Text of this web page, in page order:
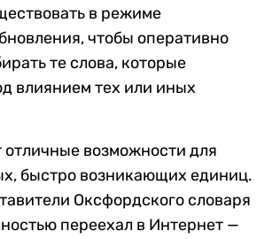
в режиме
чтобы оперативно
те слова, которые
влиянием тех или иных
отличные возможности для
быстро возникающих единиц.
Оксфордского словаря
переехал в Интернет —